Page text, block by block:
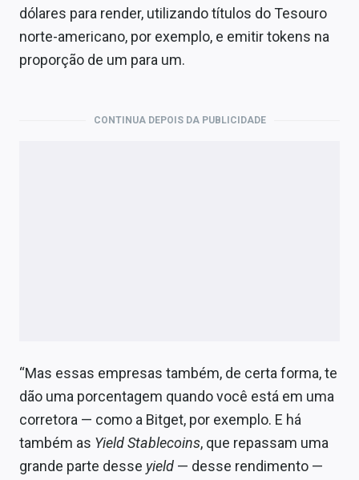
dólares para render, utilizando títulos do Tesouro
norte-americano, por exemplo, e emitir tokens na
proporção de um para um.
CONTINUA DEPOIS DA PUBLICIDADE
“Mas essas empresas também, de certa forma, te
dão uma porcentagem quando você está em uma
corretora — como a Bitget, por exemplo. E há
também as Yield Stablecoins, que repassam uma
grande parte desse yield — desse rendimento —